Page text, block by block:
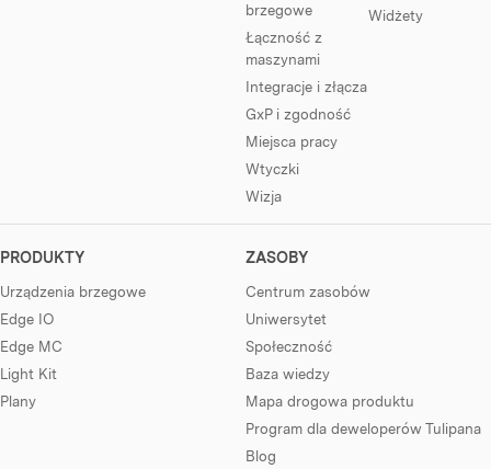
brzegowe
Łączność z
maszynami
Integracje i złącza
GxP i zgodność
Miejsca pracy
Wtyczki
Wizja
Widżety
PRODUKTY
Urządzenia brzegowe
Edge IO
Edge MC
Light Kit
Plany
ZASOBY
Centrum zasobów
Uniwersytet
Społeczność
Baza wiedzy
Mapa drogowa produktu
Program dla deweloperów Tulipana
Blog